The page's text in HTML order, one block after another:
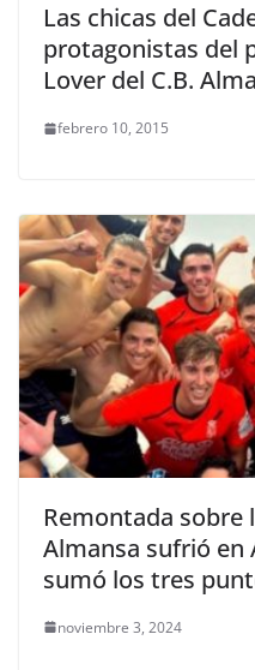
Las chicas del
protagonistas del
Lover del C.B.
febrero 10, 2015
Remontada sobre
Almansa sufrió en
sumó los tres
noviembre 3, 2024